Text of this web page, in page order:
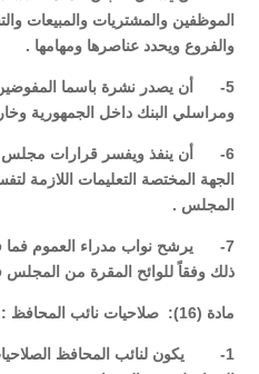
الموظفين والمشتريات والمبيعات
والفروع ويحدد عناصرها ومهامها .
5- أن يصدر نشرة باسما المفوضين
ومراسلي البنك داخل الجمهورية
6- أن ينفذ ويفسر قرارات مجلس
الجهة المختصة التعليمات اللازمة
المجلس .
7- يرشح نواب مدراء العموم فما
ذلك وفقاً للوائح المقرة من
مادة (16): صلاحيات نائب المحافظ :
1- يكون لنائب المحافظ